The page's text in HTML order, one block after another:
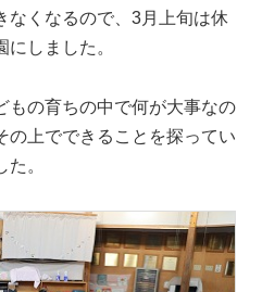
なくなるので、3月上旬は休
しました。
もの育ちの中で何が大事なの
の上でできることを探ってい
。